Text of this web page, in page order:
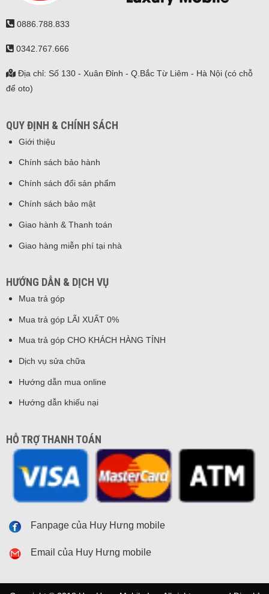
0886.788.833
0342.767.666
Địa chỉ: Số 130 - Xuân Đỉnh - Q.Bắc Từ Liêm - Hà Nội (có chỗ
để oto)
QUY ĐỊNH & CHÍNH SÁCH
Giới thiệu
Chính sách bảo hành
Chính sách đổi sản phẩm
Chính sách bảo mật
Giao hành & Thanh toán
Giao hàng miễn phí tại nhà
HƯỚNG DẪN & DỊCH VỤ
Mua trả góp
Mua trả góp LÃI XUẤT 0%
Mua trả góp CHO KHÁCH HÀNG TỈNH
Dịch vụ sửa chữa
Hướng dẫn mua online
Hướng dẫn khiếu nại
HỖ TRỢ THANH TOÁN
Fanpage của Huy Hưng mobile
Email của Huy Hưng mobile